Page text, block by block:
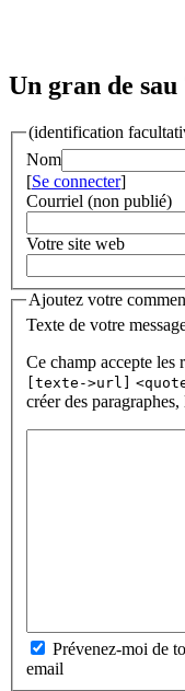
Un gran de sau
(identification
Nom
[Se connecter]
Courriel (non publié)
Votre site web
Ajoutez votre
Texte de votre
Ce champ accepte les
[texte->url]
créer des
Prévenez-moi de
email